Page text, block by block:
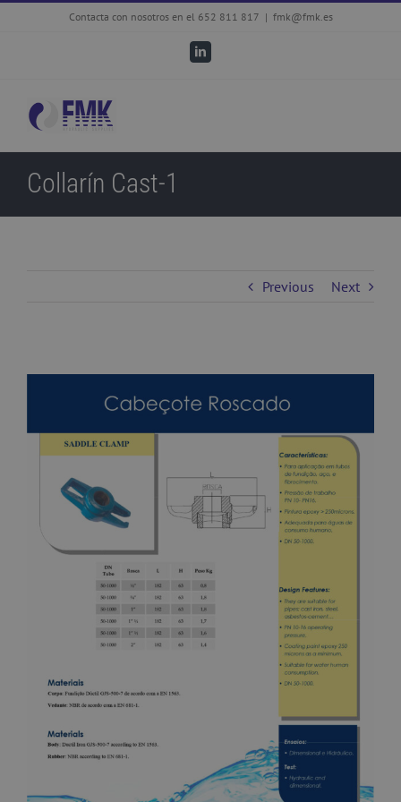
Contacta con nosotros en el 652 811 817 | fmk@fmk.es
LinkedIn
Collarín Cast-1
Previous Next